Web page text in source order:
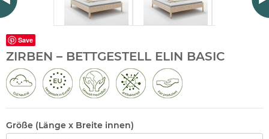
Save
ZIRBEN – BETTGESTELL ELIN BASIC
Größe (Länge x Breite innen)